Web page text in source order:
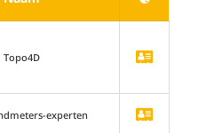
Topo4D
experten